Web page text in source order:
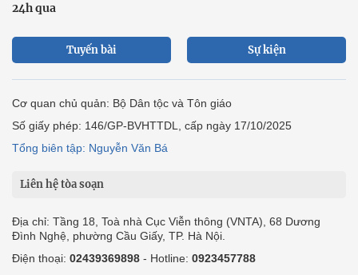
24h qua
Tuyến bài Sự kiện
Cơ quan chủ quản: Bộ Dân tộc và Tôn giáo
Số giấy phép: 146/GP-BVHTTDL, cấp ngày 17/10/2025
Tổng biên tập: Nguyễn Văn Bá
Liên hệ tòa soạn
Địa chỉ: Tầng 18, Toà nhà Cục Viễn thông (VNTA), 68 Dương
Đình Nghệ, phường Cầu Giấy, TP. Hà Nội.
Điện thoại: 02439369898 - Hotline: 0923457788